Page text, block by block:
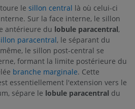
le sillon central là où celui-ci
Sur la face interne, le sillon
antérieure du lobule paracentral,
paracentral, le séparant du
le sillon post-central se
formant la limite postérieure du
branche marginale. Cette
essentiellement l'extension vers le
sépare le lobule paracentral du